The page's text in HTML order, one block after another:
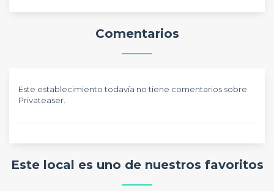
Comentarios
Este establecimiento todavía no tiene comentarios sobre
Privateaser.
Este local es uno de nuestros favoritos